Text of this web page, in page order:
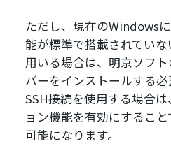
ただし、現在のWindows
能が標準で搭載されてい
用いる場合は、明京ソフ
バーをインストールする必
SSH接続を使用する場合
ョン機能を有効にするこ
可能になります。